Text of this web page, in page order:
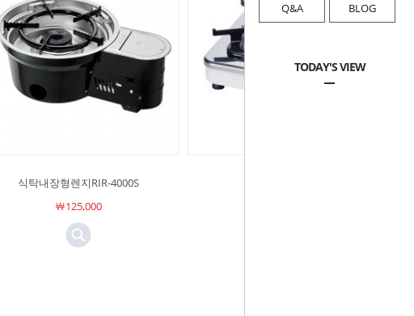
Q&A BLOG
TODAY'S VIEW
식탁내장형렌지RIR-4000S
￦125,000